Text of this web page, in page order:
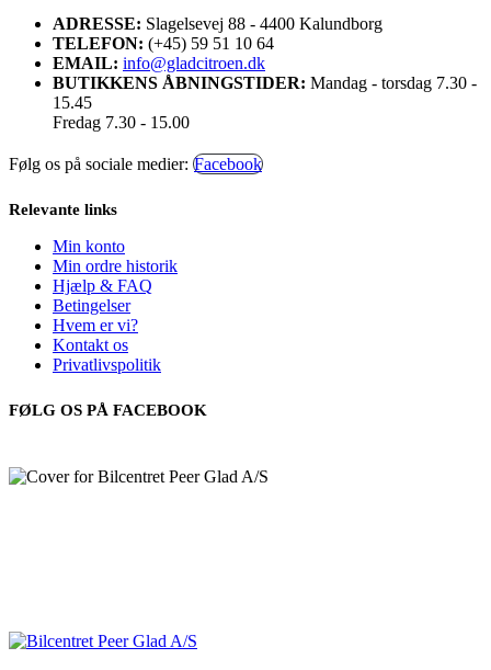
ADRESSE: Slagelsevej 88 - 4400 Kalundborg
TELEFON: (+45) 59 51 10 64
EMAIL: info@gladcitroen.dk
BUTIKKENS ÅBNINGSTIDER: Mandag - torsdag 7.30 -
15.45
Fredag 7.30 - 15.00
Følg os på sociale medier: Facebook
Relevante links
Min konto
Min ordre historik
Hjælp & FAQ
Betingelser
Hvem er vi?
Kontakt os
Privatlivspolitik
FØLG OS PÅ FACEBOOK